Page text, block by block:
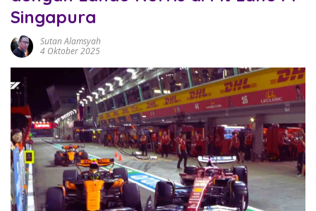
Singapura
Sutan Alamsyah
4 Oktober 2025